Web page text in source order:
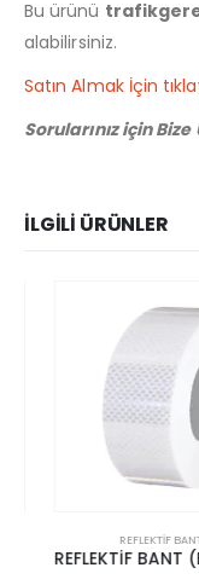
Bu ürünü
alabilirsiniz.
Satın Almak İçin
Sorularınız için Bize
İLGILI ÜRÜNLER
REFLEKTIF BANTLAR